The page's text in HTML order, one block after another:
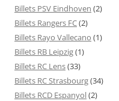
Billets PSV Eindhoven (2)
Billets Rangers FC(2)
Billets Rayo Vallecano (1)
Billets RB Leipzig(1)
Billets RC Lens(33)
Billets RC Strasbourg(34)
Billets RCD Espanyol(2)